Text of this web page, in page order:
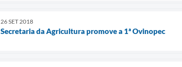
26 SET 2018
Secretaria da Agricultura promove a 1ª Ovinopec